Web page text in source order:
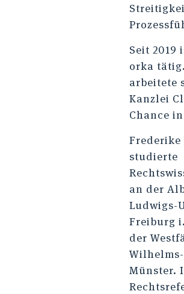
Seit 2019
orka
arbeitete
Kanzlei
Chance
studierte
an der
Ludwigs-
Freiburg
der
Münster.